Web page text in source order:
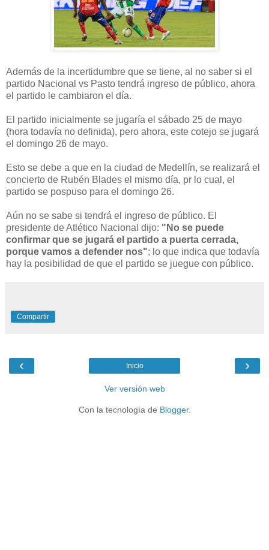
Además de la incertidumbre que se tiene, al no saber si el
partido Nacional vs Pasto tendrá ingreso de público, ahora
el partido le cambiaron el día.
El partido inicialmente se jugaría el sábado 25 de mayo
(hora todavía no definida), pero ahora, este cotejo se jugará
el domingo 26 de mayo.
Esto se debe a que en la ciudad de Medellín, se realizará el
concierto de Rubén Blades el mismo día, pr lo cual, el
partido se pospuso para el domingo 26.
Aún no se sabe si tendrá el ingreso de público. El
presidente de Atlético Nacional dijo: " No se puede
confirmar que se jugará el partido a puerta cerrada,
porque vamos a defender nos"; lo que indica que todavía
hay la posibilidad de que el partido se juegue con público.
Compartir
‹ ›
Inicio
Ver versión web
Con la tecnología de Blogger.